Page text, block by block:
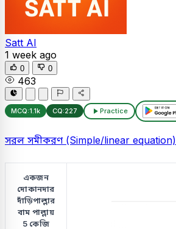
Satt AI
1 week ago
0 0
463
MCQ:1.1k CQ:227 Practice
সরল সমীকরণ (Simple/linear equation)
একজন
দোকানদার
দাঁড়িপাল্লার
বাম পাল্লায়
5 কেজি